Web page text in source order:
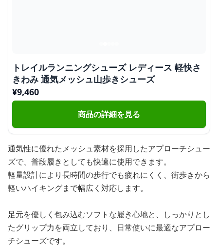
トレイルランニングシューズ レディース 軽快さ
きわみ 通気メッシュ山歩きシューズ
¥9,460
商品の詳細を見る
通気性に優れたメッシュ素材を採用したアプローチシュー
ズで、普段履きとしても快適に使用できます。
軽量設計により長時間の歩行でも疲れにくく、街歩きから
軽いハイキングまで幅広く対応します。
足元を優しく包み込むソフトな履き心地と、しっかりとし
たグリップ力を両立しており、日常使いに最適なアプロー
チシューズです。